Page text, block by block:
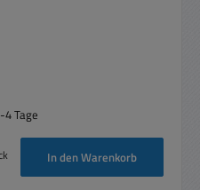
Tage
ein oder benutze die Schaltflächen um
In den Warenkorb